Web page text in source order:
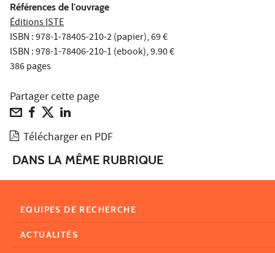
Références de l'ouvrage
Éditions ISTE
ISBN : 978-1-78405-210-2 (papier), 69 €
ISBN : 978-1-78406-210-1 (ebook), 9.90 €
386 pages
Partager cette page
Télécharger en PDF
DANS LA MÊME RUBRIQUE
EQUIPES DE RECHERCHE
ACTUALITÉS